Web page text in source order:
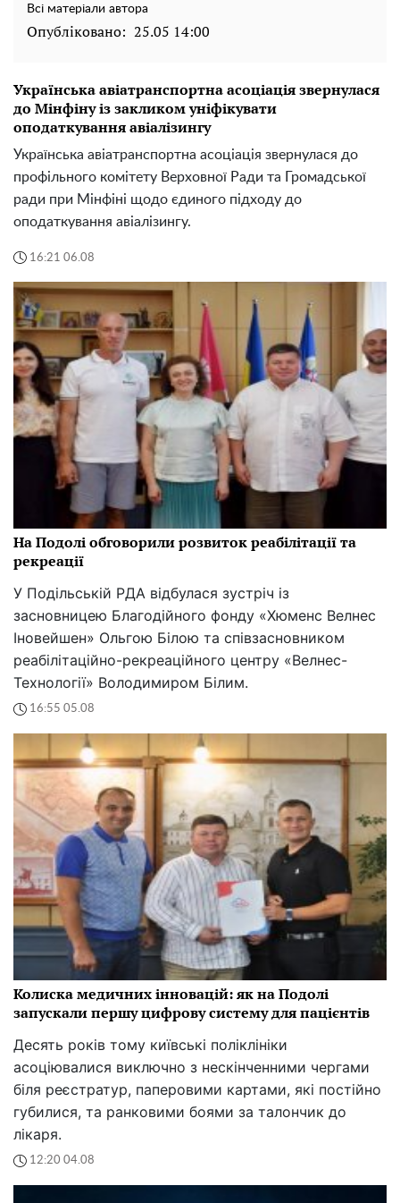
Всі матеріали автора
Опубліковано: 25.05 14:00
Українська авіатранспортна асоціація звернулася
до Мінфіну із закликом уніфікувати
оподаткування авіалізингу
Українська авіатранспортна асоціація звернулася до
профільного комітету Верховної Ради та Громадської
ради при Мінфіні щодо єдиного підходу до
оподаткування авіалізингу.
16:21 06.08
На Подолі обговорили розвиток реабілітації та
рекреації
У Подільській РДА відбулася зустріч із
засновницею Благодійного фонду «Хюменс Велнес
Іновейшен» Ольгою Білою та співзасновником
реабілітаційно-рекреаційного центру «Велнес-
Технології» Володимиром Білим.
16:55 05.08
Колиска медичних інновацій: як на Подолі
запускали першу цифрову систему для пацієнтів
Десять років тому київські поліклініки
асоціювалися виключно з нескінченними чергами
біля реєстратур, паперовими картами, які постійно
губилися, та ранковими боями за талончик до
лікаря.
12:20 04.08